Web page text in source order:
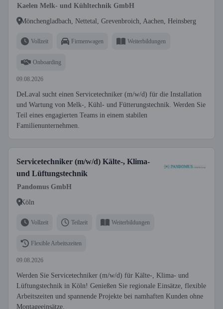
Kaelen Melk- und Kühltechnik GmbH
Mönchengladbach, Nettetal, Grevenbroich, Aachen, Heinsberg
Vollzeit Firmenwagen Weiterbildungen
Onboarding
09.08.2026
DeLaval sucht einen Servicetechniker (m/w/d) für die Installation
und Wartung von Melk-, Kühl- und Fütterungstechnik. Werden Sie
Teil eines engagierten Teams in einem stabilen
Familienunternehmen.
Servicetechniker (m/w/d) Kälte-, Klima-
und Lüftungstechnik
Pandomus GmbH
Köln
Vollzeit Teilzeit Weiterbildungen
Flexible Arbeitszeiten
09.08.2026
Werden Sie Servicetechniker (m/w/d) für Kälte-, Klima- und
Lüftungstechnik in Köln! Genießen Sie regionale Einsätze, flexible
Arbeitszeiten und spannende Projekte bei namhaften Kunden ohne
Montageeinsätze.